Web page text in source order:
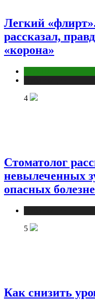
Легкий
рассказал,
«корона»
4
Стоматолог
невылеченных
опасных
5
Как снизить